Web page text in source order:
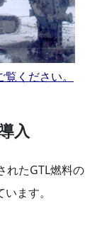
ください。
入
れたGTL燃料の
ます。